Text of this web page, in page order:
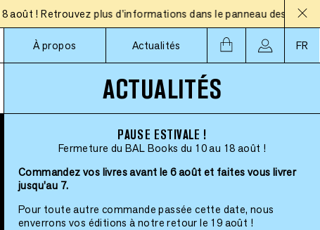
août ! Retrouvez plus d'informations dans le panneau des
À propos
Actualités FR
ACTUALITÉS
PAUSE ESTIVALE !
Fermeture du BAL Books du 10 au 18 août !
Commandez vos livres avant le 6 août et faites vous livrer
jusqu'au 7.
Pour toute autre commande passée cette date, nous
enverrons vos éditions à notre retour le 19 août !